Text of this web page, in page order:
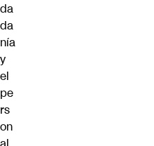
da
da
nía
y
el
pe
rs
on